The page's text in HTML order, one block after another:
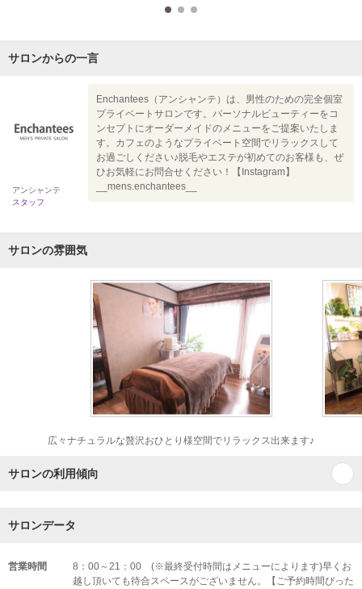
サロンからの一言
アンシャンテ
スタッフ
Enchantees（アンシャンテ）は、男性のための完全個室
プライベートサロンです。パーソナルビューティーをコ
ンセプトにオーダーメイドのメニューをご提案いたしま
す。カフェのようなプライベート空間でリラックスして
お過ごしください♪脱毛やエステが初めてのお客様も、ぜ
ひお気軽にお問合せください！【Instagram】
__mens.enchantees__
サロンの雰囲気
広々ナチュラルな贅沢おひとり様空間でリラックス出来ます♪
サロンの利用傾向
サロンデータ
営業時間
8：00～21：00 (※最終受付時間はメニューによります)早くお
越し頂いても待合スペースがございません。【ご予約時間ぴった